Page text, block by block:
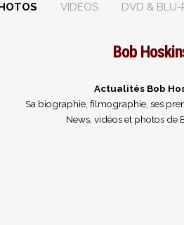
VIDÉOS DVD & BLU-
Bob
Actualités Bob
Sa biographie, filmographie, ses
News, vidéos et photos de